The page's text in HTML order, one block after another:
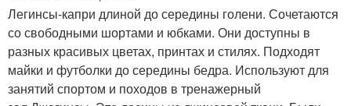
Легинсы-капри длиной до середины голени. Сочетаются
со свободными шортами и юбками. Они доступны в
разных красивых цветах, принтах и стилях. Подходят
майки и футболки до середины бедра. Используют для
занятий спортом и походов в тренажерный